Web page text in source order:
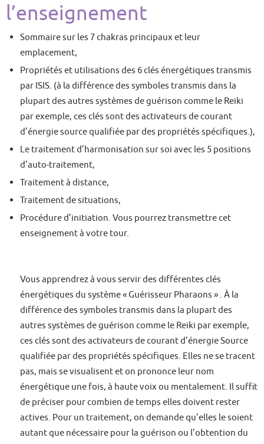
l’enseignement
Sommaire sur les 7 chakras principaux et leur
emplacement,
Propriétés et utilisations des 6 clés énergétiques transmis
par ISIS. (à la différence des symboles transmis dans la
plupart des autres systèmes de guérison comme le Reiki
par exemple, ces clés sont des activateurs de courant
d’énergie source qualifiée par des propriétés spécifiques.),
Le traitement d’harmonisation sur soi avec les 5 positions
d’auto-traitement,
Traitement à distance,
Traitement de situations,
Procédure d’initiation. Vous pourrez transmettre cet
enseignement à votre tour.
Vous apprendrez à vous servir des différentes clés
énergétiques du système « Guérisseur Pharaons » . À la
différence des symboles transmis dans la plupart des
autres systèmes de guérison comme le Reiki par exemple,
ces clés sont des activateurs de courant d’énergie Source
qualifiée par des propriétés spécifiques. Elles ne se tracent
pas, mais se visualisent et on prononce leur nom
énergétique une fois, à haute voix ou mentalement. Il suffit
de préciser pour combien de temps elles doivent rester
actives. Pour un traitement, on demande qu’elles le soient
autant que nécessaire pour la guérison ou l’obtention du